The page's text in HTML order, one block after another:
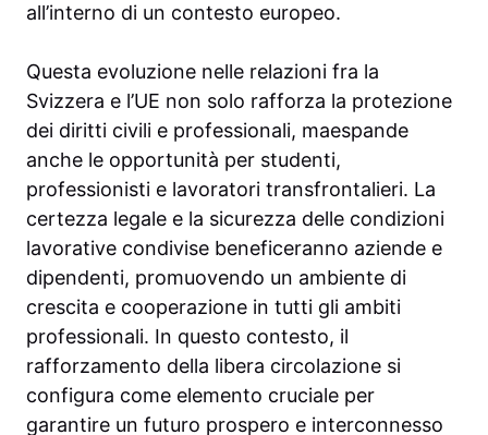
all’interno di un contesto europeo.
Questa evoluzione nelle relazioni fra la
Svizzera e l’UE non solo rafforza la protezione
dei diritti civili e professionali, maespande
anche le opportunità per studenti,
professionisti e lavoratori transfrontalieri. La
certezza legale e la sicurezza delle condizioni
lavorative condivise beneficeranno aziende e
dipendenti, promuovendo un ambiente di
crescita e cooperazione in tutti gli ambiti
professionali. In questo contesto, il
rafforzamento della libera circolazione si
configura come elemento cruciale per
garantire un futuro prospero e interconnesso